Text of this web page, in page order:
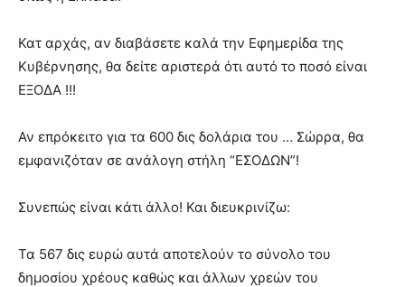
Κατ αρχάς, αν διαβάσετε καλά την Εφημερίδα της
Κυβέρνησης, θα δείτε αριστερά ότι αυτό το ποσό είναι
ΕΞΟΔΑ !!!
Αν επρόκειτο για τα 600 δις δολάρια του … Σώρρα, θα
εμφανιζόταν σε ανάλογη στήλη “ΕΣΟΔΩΝ”!
Συνεπώς είναι κάτι άλλο! Και διευκρινίζω:
Τα 567 δις ευρώ αυτά αποτελούν το σύνολο του
δημοσίου χρέους καθώς και άλλων χρεών του